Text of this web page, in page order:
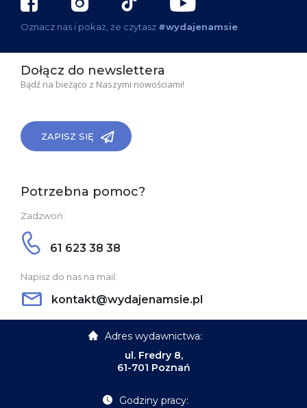
Oznacz nas i pokaż, że czytasz #wydajenamsie
Dołącz do newslettera
Bądź na bieżąco z Naszymi nowościami!
ZAPISZ SIĘ
Potrzebna pomoc?
Zadzwoń:
61 623 38 38
Napisz do nas na mail:
kontakt@wydajenamsie.pl
Adres wydawnictwa:
ul. Fredry 8,
61-701 Poznań
Godziny pracy: